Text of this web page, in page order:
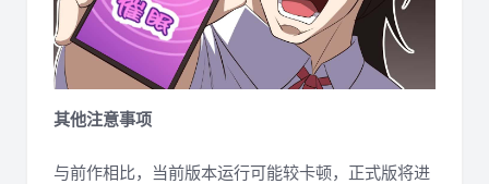
其他注意事项
与前作相比，当前版本运行可能较卡顿，正式版将进